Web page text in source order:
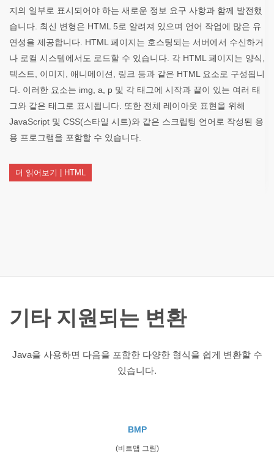
지의 일부로 표시되어야 하는 새로운 정보 요구 사항과 함께 발전했
습니다. 최신 변형은 HTML 5로 알려져 있으며 언어 작업에 많은 유
연성을 제공합니다. HTML 페이지는 호스팅되는 서버에서 수신하거
나 로컬 시스템에서도 로드할 수 있습니다. 각 HTML 페이지는 양식,
텍스트, 이미지, 애니메이션, 링크 등과 같은 HTML 요소로 구성됩니
다. 이러한 요소는 img, a, p 및 각 태그에 시작과 끝이 있는 여러 태
그와 같은 태그로 표시됩니다. 또한 전체 레이아웃 표현을 위해
JavaScript 및 CSS(스타일 시트)와 같은 스크립팅 언어로 작성된 응
용 프로그램을 포함할 수 있습니다.
더 읽어보기 | HTML
기타 지원되는 변환
Java을 사용하면 다음을 포함한 다양한 형식을 쉽게 변환할 수
있습니다.
BMP
(비트맵 그림)